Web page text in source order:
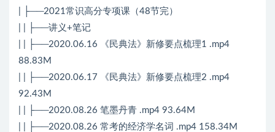
| ├──2021常识高分专项课（48节完）
| | ├──讲义+笔记
| | ├──2020.06.16 《民典法》新修要点梳理1 .mp4
88.83M
| | ├──2020.06.17 《民典法》新修要点梳理2 .mp4
92.43M
| | ├──2020.08.26 笔墨丹青 .mp4 93.64M
| | ├──2020.08.26 常考的经济学名词 .mp4 158.34M